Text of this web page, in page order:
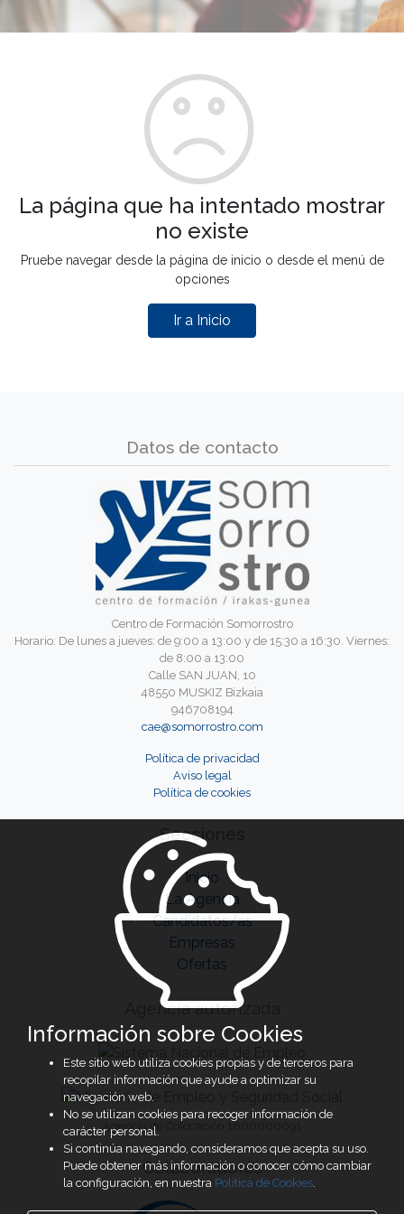
La página que ha intentado mostrar
no existe
Pruebe navegar desde la página de inicio o desde el menú de
opciones
Ir a Inicio
Datos de contacto
Centro de Formación Somorrostro
Horario: De lunes a jueves: de 9:00 a 13:00 y de 15:30 a 16:30. Viernes:
de 8:00 a 13:00
Calle SAN JUAN, 10
48550 MUSKIZ Bizkaia
946708194
cae@somorrostro.com
Política de privacidad
Aviso legal
Política de cookies
Secciones
Inicio
La Agencia
Candidatos/as
Empresas
Ofertas
Agencia autorizada
Agencia de Colocación 1600000091
Colaboradores
Información sobre Cookies
Este sitio web utiliza cookies propias y de terceros para
recopilar información que ayude a optimizar su
navegación web.
No se utilizan cookies para recoger información de
carácter personal.
Si continúa navegando, consideramos que acepta su uso.
Puede obtener más información o conocer cómo cambiar
la configuración, en nuestra Política de Cookies.